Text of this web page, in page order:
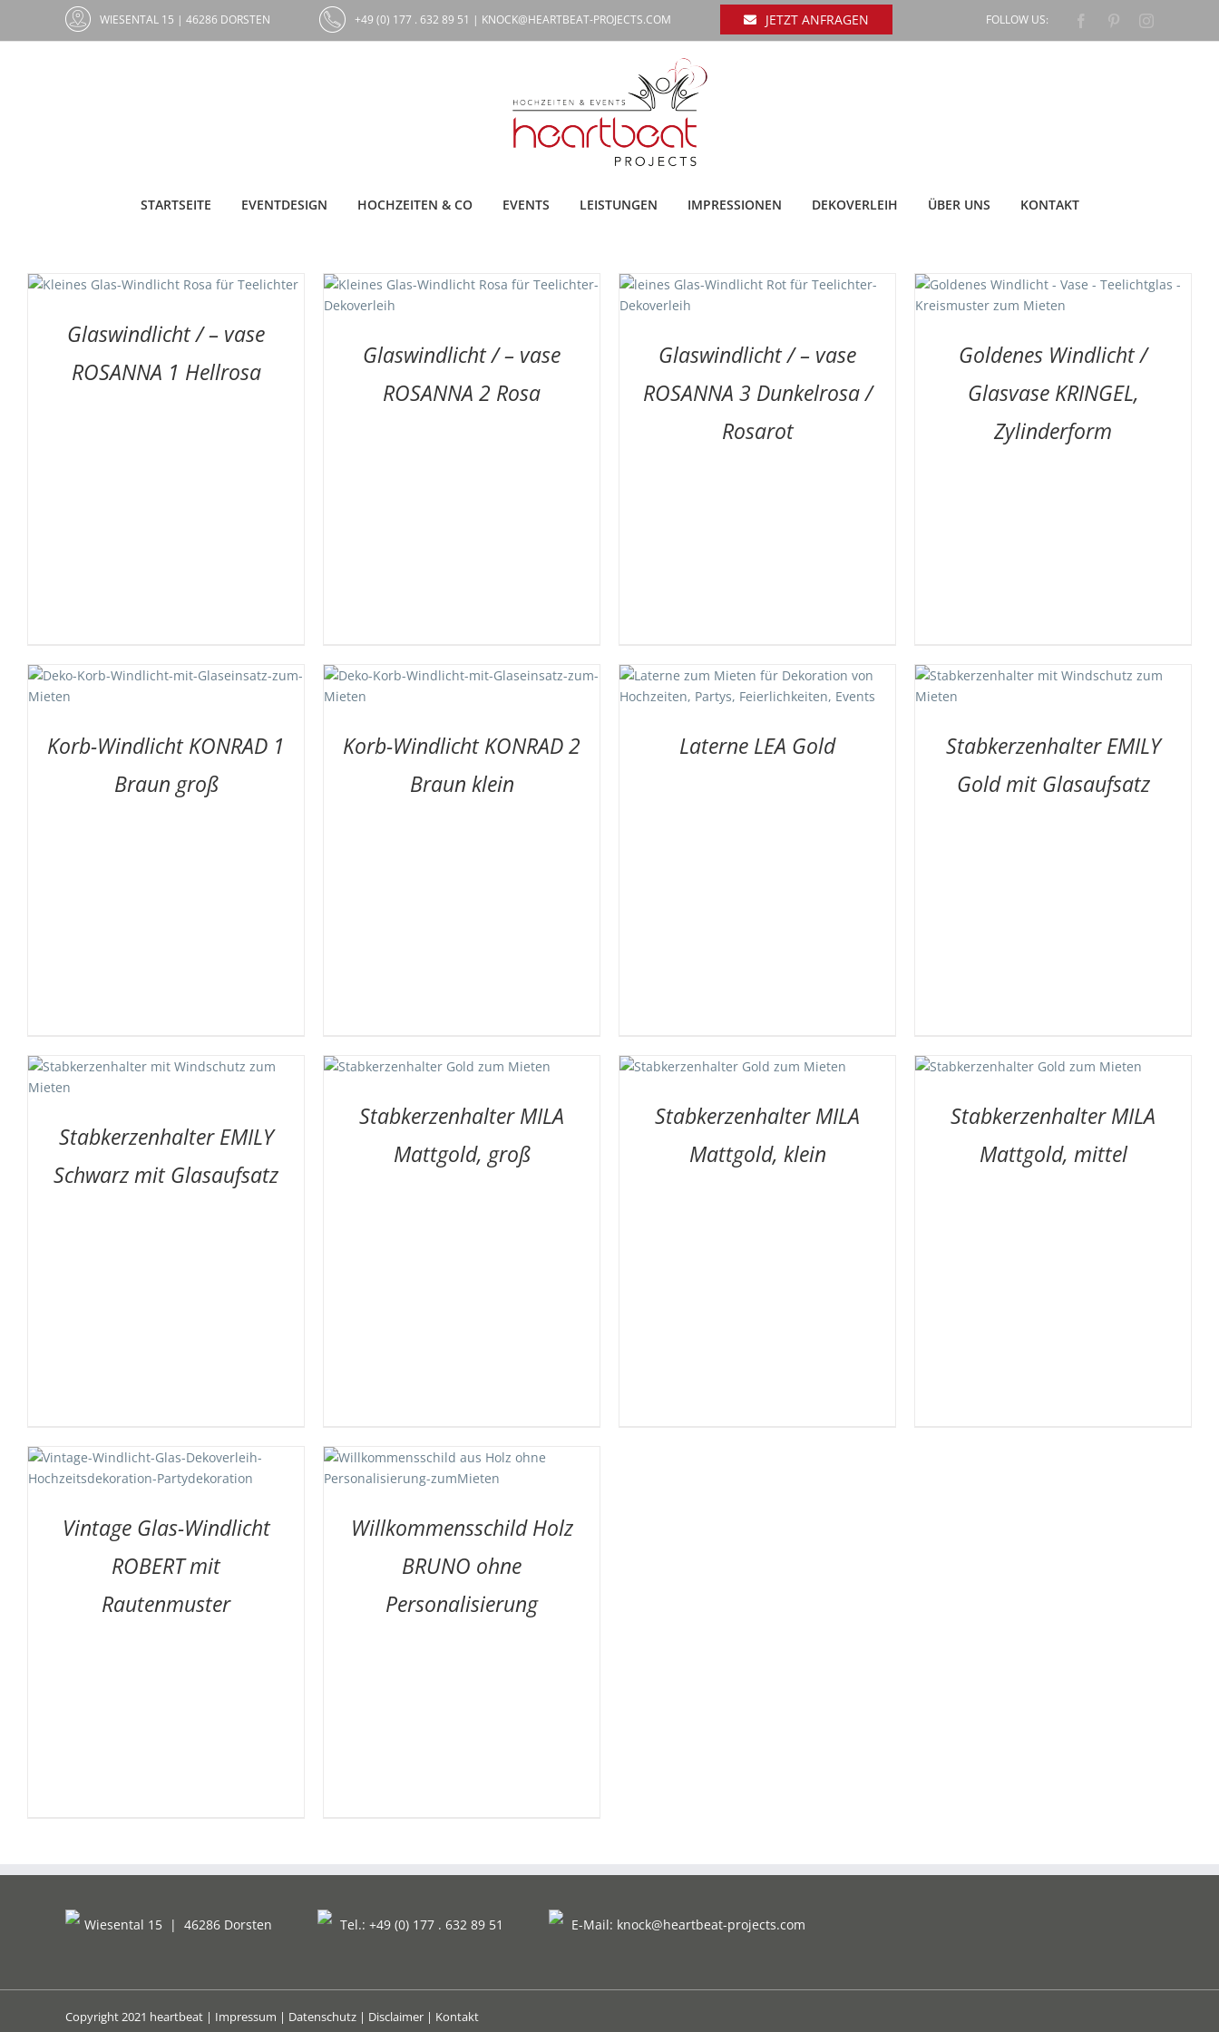
WIESENTAL 15 | 46286 DORSTEN +49 (0) 177 . 632 89 51 | KNOCK@HEARTBEAT-PROJECTS.COM JETZT ANFRAGEN FOLLOW US: FacebookPinterestInstagram
STARTSEITE EVENTDESIGN HOCHZEITEN & CO EVENTS LEISTUNGEN IMPRESSIONEN DEKOVERLEIH ÜBER UNS KONTAKT
Glaswindlicht / – vase
ROSANNA 1 Hellrosa
Glaswindlicht / – vase
ROSANNA 2 Rosa
AUF DIE MERKLISTE
Glaswindlicht / – vase
ROSANNA 3 Dunkelrosa /
Rosarot
AUF DIE MERKLISTE
Goldenes Windlicht /
Glasvase KRINGEL,
Zylinderform
Korb-Windlicht KONRAD 1
Braun groß
Korb-Windlicht KONRAD 2
Braun klein
Laterne LEA Gold
AUF DIE MERKLISTE / DETAILS
Stabkerzenhalter EMILY
Gold mit Glasaufsatz
Stabkerzenhalter EMILY
Schwarz mit Glasaufsatz
AUF DIE MERKLISTE
/
Stabkerzenhalter MILA
Mattgold, groß
AUF DIE MERKLISTE
Stabkerzenhalter MILA
Mattgold, klein
AUF DIE MERKLISTE
Stabkerzenhalter MILA
Mattgold, mittel
Vintage Glas-Windlicht
ROBERT mit
Rautenmuster
AUF DIE MERKLISTE DETAILS
Willkommensschild Holz
BRUNO ohne
Personalisierung
Wiesental 15 | 46286 Dorsten Tel.: +49 (0) 177 . 632 89 51 E-Mail: knock@heartbeat-projects.com
Copyright 2021 heartbeat | Impressum | Datenschutz | Disclaimer | Kontakt